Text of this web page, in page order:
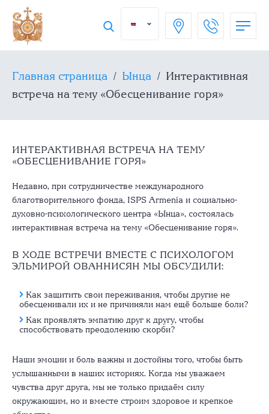
Главная страница / Ынца / Интерактивная
встреча на тему «Обесценивание горя»
ИНТЕРАКТИВНАЯ ВСТРЕЧА НА ТЕМУ
«ОБЕСЦЕНИВАНИЕ ГОРЯ»
Недавно, при сотрудничестве международного
благотворительного фонда, ISPS Armenia и социально-
духовно-психологического центра «Ынца», состоялась
интерактивная встреча на тему «Обесценивание горя».
В ХОДЕ ВСТРЕЧИ ВМЕСТЕ С ПСИХОЛОГОМ
ЭЛЬМИРОЙ ОВАННИСЯН МЫ ОБСУДИЛИ:
Как защитить свои переживания, чтобы другие не
обесценивали их и не причиняли нам ещё больше боли?
Как проявлять эмпатию друг к другу, чтобы
способствовать преодолению скорби?
Наши эмоции и боль важны и достойны того, чтобы быть
услышанными в наших историях. Когда мы уважаем
чувства друг друга, мы не только придаём силу
окружающим, но и вместе строим здоровое и крепкое